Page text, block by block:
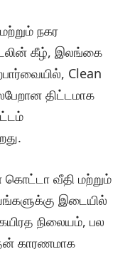
நகர
கீழ், இலங்கை
Clean
திட்டமாக
கொட்டா வீதி மற்றும்
இடையில்
நிலையம், பல
காரணமாக